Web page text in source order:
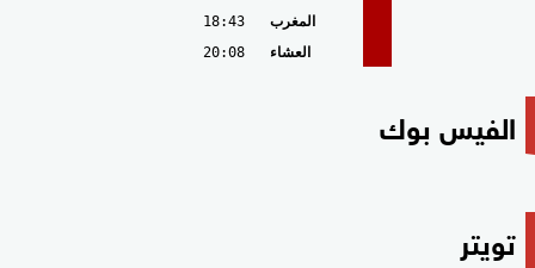
المغرب
18:43
العشاء
20:08
الفيس بوك
تويتر